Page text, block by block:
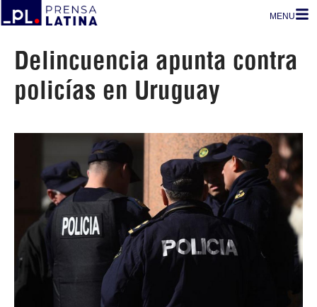
MENU
Delincuencia apunta contra
policías en Uruguay